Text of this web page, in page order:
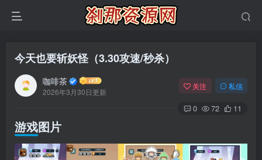
今天也要斩妖怪（3.30攻速/秒杀）
咖啡茶
2026年3月30日更新
关注 私信
0 72 11
游戏图片